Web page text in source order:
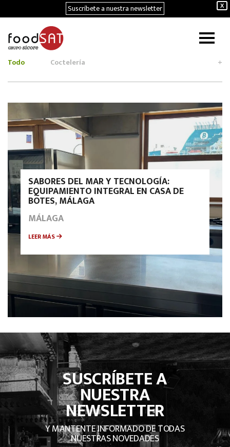
X
Suscríbete a nuestra newsletter
Todo Coctelería +
SABORES DEL MAR Y TECNOLOGÍA:
EQUIPAMIENTO INTEGRAL EN CASA DE
BOTES, MÁLAGA
MÁLAGA
LEER MÁS
SUSCRÍBETE A
NUESTRA
NEWSLETTER
Y MANTENTE INFORMADO DE TODAS
NUESTRAS NOVEDADES